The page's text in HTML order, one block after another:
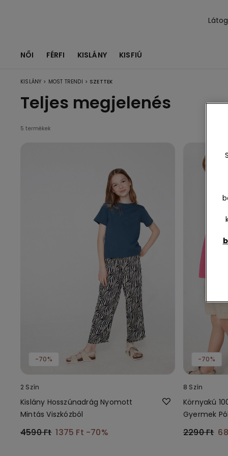
NŐI FÉRFI KISLÁNY KISFIÚ
KISLÁNY > MOST TRENDI > SZETTEK
Teljes megjelenés
5 termékek
-70%
2 Szín
Kislány Hosszúnadrág Nyomott
Mintás Viszkózból
4590 Ft 1375 Ft -70%
-70%
8 Szín
Környakú
Gyermek
2290 Ft